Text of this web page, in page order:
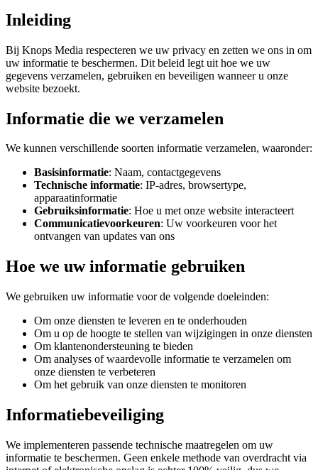
Inleiding
Bij Knops Media respecteren we uw privacy en zetten we ons in om
uw informatie te beschermen. Dit beleid legt uit hoe we uw
gegevens verzamelen, gebruiken en beveiligen wanneer u onze
website bezoekt.
Informatie die we verzamelen
We kunnen verschillende soorten informatie verzamelen, waaronder:
Basisinformatie: Naam, contactgegevens
Technische informatie: IP-adres, browsertype,
apparaatinformatie
Gebruiksinformatie: Hoe u met onze website interacteert
Communicatievoorkeuren: Uw voorkeuren voor het
ontvangen van updates van ons
Hoe we uw informatie gebruiken
We gebruiken uw informatie voor de volgende doeleinden:
Om onze diensten te leveren en te onderhouden
Om u op de hoogte te stellen van wijzigingen in onze diensten
Om klantenondersteuning te bieden
Om analyses of waardevolle informatie te verzamelen om
onze diensten te verbeteren
Om het gebruik van onze diensten te monitoren
Informatiebeveiliging
We implementeren passende technische maatregelen om uw
informatie te beschermen. Geen enkele methode van overdracht via